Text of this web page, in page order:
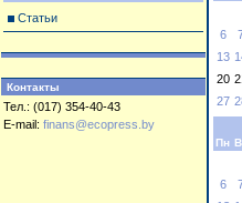
Статьи
Контакты
Тел.: (017) 354-40-43
E-mail: finans@ecopress.by
6
13
20
27
Пн
6